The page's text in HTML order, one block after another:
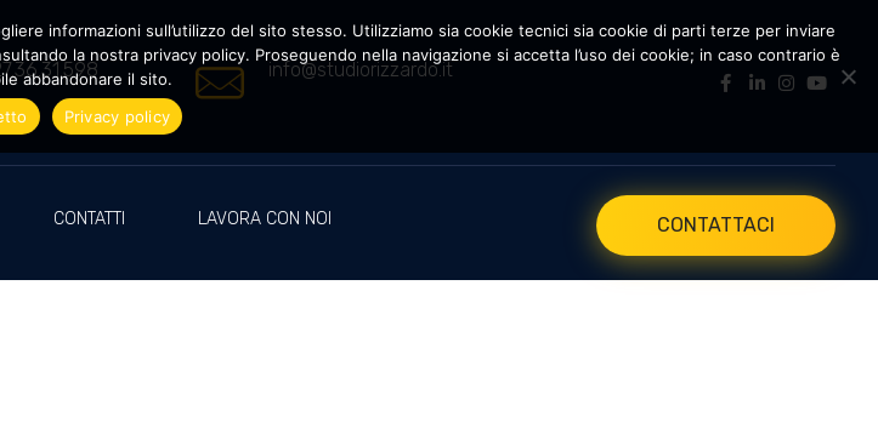
info@studiorizzardo.it
CONTATTI LAVORA CON NOI CONTATTACI
informazioni sull’utilizzo del sito stesso. Utilizziamo sia cookie tecnici sia cookie di parti terze per inviare
la nostra privacy policy. Proseguendo nella navigazione si accetta l’uso dei cookie; in caso contrario è
abbandonare il sito.
Privacy policy